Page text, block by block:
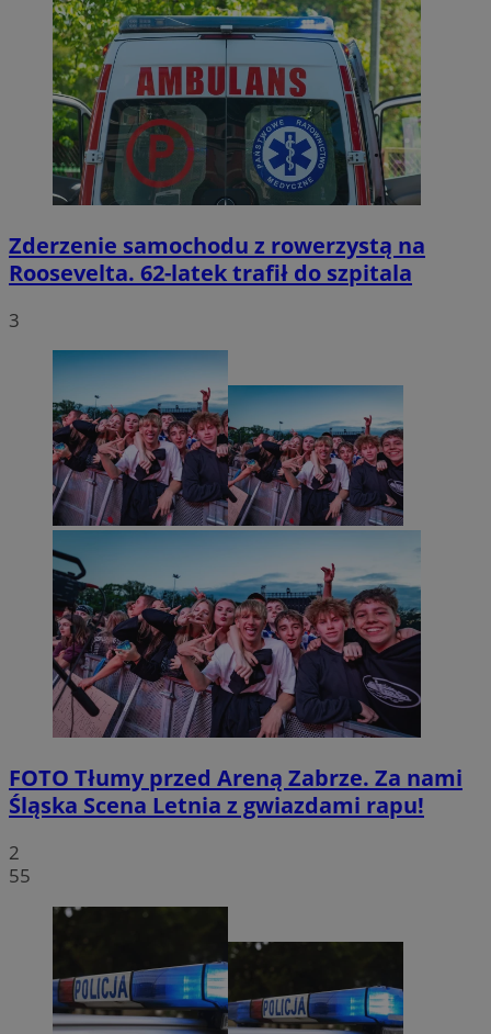
Zderzenie samochodu z rowerzystą na
Roosevelta. 62-latek trafił do szpitala
3
FOTO Tłumy przed Areną Zabrze. Za nami
Śląska Scena Letnia z gwiazdami rapu!
2
55